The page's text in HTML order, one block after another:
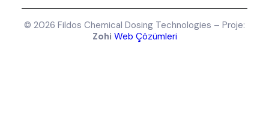
© 2026 Fildos Chemical Dosing Technologies – Proje:
Zohi Web Çözümleri